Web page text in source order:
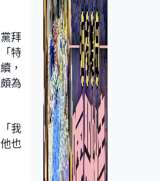
拜
特
，
為
我
也